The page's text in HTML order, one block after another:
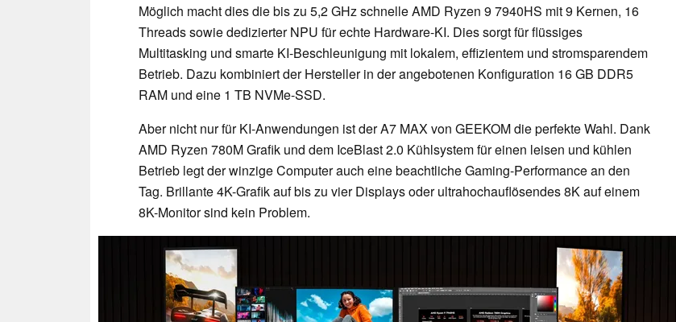
Möglich macht dies die bis zu 5,2 GHz schnelle AMD Ryzen 9 7940HS mit 9 Kernen, 16
Threads sowie dedizierter NPU für echte Hardware-KI. Dies sorgt für flüssiges
Multitasking und smarte KI-Beschleunigung mit lokalem, effizientem und stromsparendem
Betrieb. Dazu kombiniert der Hersteller in der angebotenen Konfiguration 16 GB DDR5
RAM und eine 1 TB NVMe-SSD.
Aber nicht nur für KI-Anwendungen ist der A7 MAX von GEEKOM die perfekte Wahl. Dank
AMD Ryzen 780M Grafik und dem IceBlast 2.0 Kühlsystem für einen leisen und kühlen
Betrieb legt der winzige Computer auch eine beachtliche Gaming-Performance an den
Tag. Brillante 4K-Grafik auf bis zu vier Displays oder ultrahochauflösendes 8K auf einem
8K-Monitor sind kein Problem.